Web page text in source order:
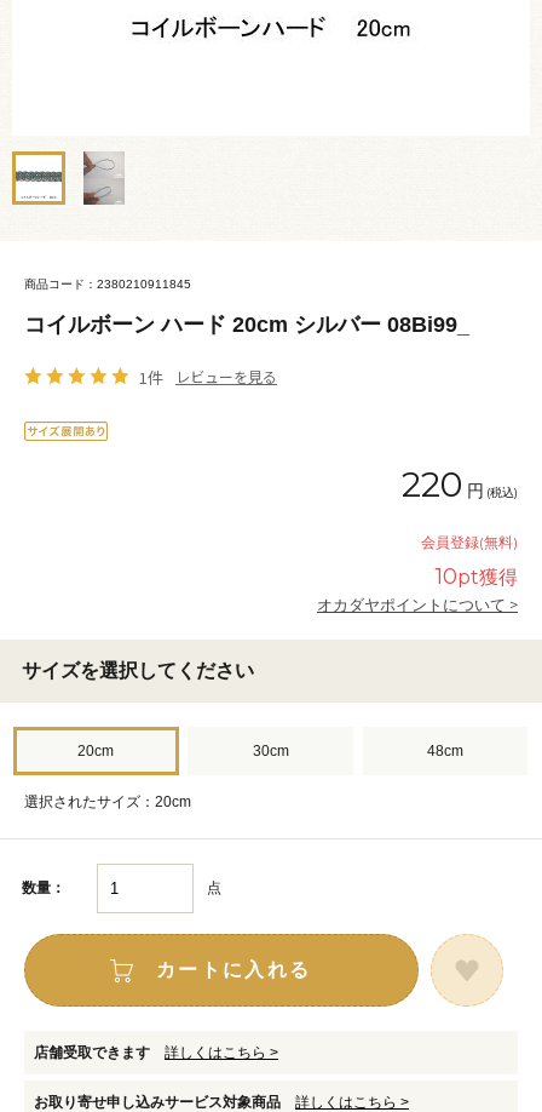
商品コード：2380210911845
コイルボーン ハード 20cm シルバー 08Bi99_
1件 レビューを見る
220 円 (税込)
会員登録(無料)
10pt獲得
オカダヤポイントについて >
サイズを選択してください
20cm 30cm 48cm
選択されたサイズ：20cm
数量： 点
カートに入れる
店舗受取できます 詳しくはこちら >
お取り寄せ申し込みサービス対象商品 詳しくはこちら >